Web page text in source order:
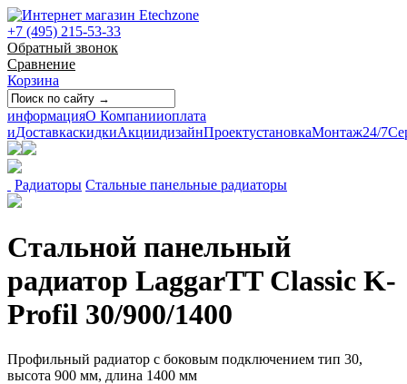
+7 (495) 215-53-33
Обратный звонок
Сравнение
Корзина
информацияО Компанииоплата
иДоставкаскидкиАкциидизайнПроектустановкаМонтаж24/7
Радиаторы Стальные панельные радиаторы
Стальной панельный
радиатор LaggarTT Classic K-
Profil 30/900/1400
Профильный радиатор с боковым подключением тип 30,
высота 900 мм, длина 1400 мм